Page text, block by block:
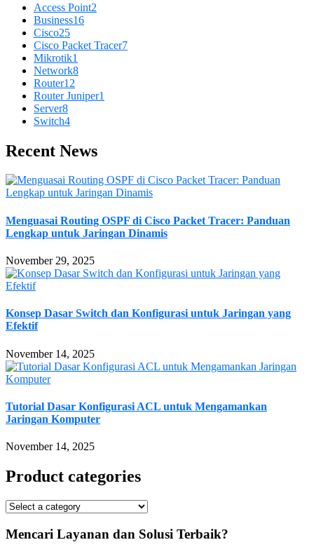
Access Point2
Business16
Cisco25
Cisco Packet Tracer7
Mikrotik1
Network8
Router12
Router Juniper1
Server8
Switch4
Recent News
Menguasai Routing OSPF di Cisco Packet Tracer: Panduan
Lengkap untuk Jaringan Dinamis
November 29, 2025
Konsep Dasar Switch dan Konfigurasi untuk Jaringan yang
Efektif
November 14, 2025
Tutorial Dasar Konfigurasi ACL untuk Mengamankan
Jaringan Komputer
November 14, 2025
Product categories
Mencari Layanan dan Solusi Terbaik?